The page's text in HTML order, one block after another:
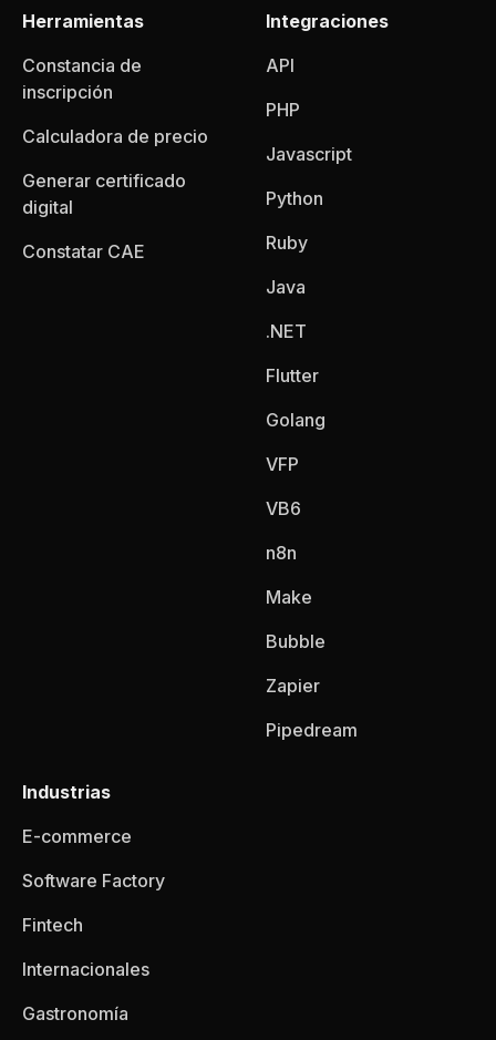
Herramientas
Constancia de
inscripción
Calculadora de precio
Generar certificado
digital
Constatar CAE
Integraciones
API
PHP
Javascript
Python
Ruby
Java
.NET
Flutter
Golang
VFP
VB6
n8n
Make
Bubble
Zapier
Pipedream
Industrias
E-commerce
Software Factory
Fintech
Internacionales
Gastronomía